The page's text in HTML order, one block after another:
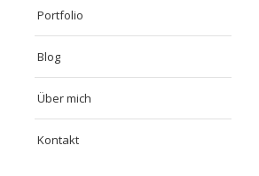
Portfolio
Blog
Über mich
Kontakt